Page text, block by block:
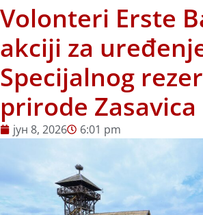
Volonteri Erste
akciji za
Specijalnog
prirode Zasavica
јун 8, 2026 6:01 pm